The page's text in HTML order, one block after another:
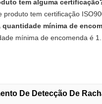
tem alguma
produto tem certificação
quantidade mínima de
mínima de encomenda é 1.
De Detecção De